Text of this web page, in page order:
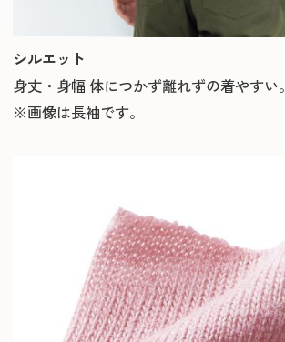
シルエット
身丈・身幅 体につかず離れずの着やすい。
※画像は長袖です。